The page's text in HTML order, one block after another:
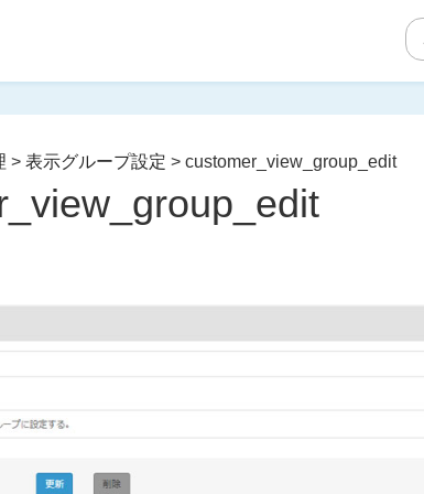
>表示グループ設定 >customer_view_group_edit